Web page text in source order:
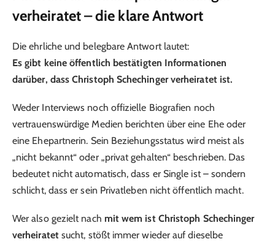
verheiratet – die klare Antwort
Die ehrliche und belegbare Antwort lautet:
Es gibt keine öffentlich bestätigten Informationen
darüber, dass Christoph Schechinger verheiratet ist.
Weder Interviews noch offizielle Biografien noch
vertrauenswürdige Medien berichten über eine Ehe oder
eine Ehepartnerin. Sein Beziehungsstatus wird meist als
„nicht bekannt“ oder „privat gehalten“ beschrieben. Das
bedeutet nicht automatisch, dass er Single ist – sondern
schlicht, dass er sein Privatleben nicht öffentlich macht.
Wer also gezielt nach mit wem ist Christoph Schechinger
verheiratetsucht, stößt immer wieder auf dieselbe